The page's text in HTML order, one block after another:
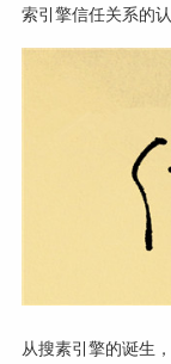
索引擎信任关系的认
从搜素引擎的诞生